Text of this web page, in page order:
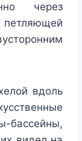
через
вдоль
бассейны,